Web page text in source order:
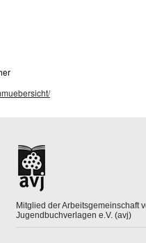
Mitglied der Arbeitsgemeinschaft
Jugendbuchverlagen e.V. (avj)